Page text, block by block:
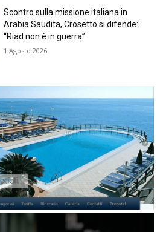
Scontro sulla missione italiana in
Arabia Saudita, Crosetto si difende:
“Riad non è in guerra”
1 Agosto 2026